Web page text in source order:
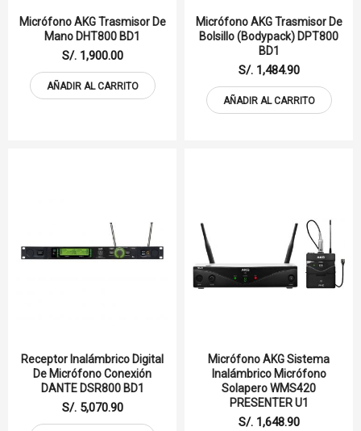
Micrófono AKG Trasmisor De
Mano DHT800 BD1
S/. 1,900.00
AÑADIR AL CARRITO
Micrófono AKG Trasmisor De
Bolsillo (Bodypack) DPT800
BD1
S/. 1,484.90
AÑADIR AL CARRITO
Receptor Inalámbrico Digital
De Micrófono Conexión
DANTE DSR800 BD1
S/. 5,070.90
Micrófono AKG Sistema
Inalámbrico Micrófono
Solapero WMS420
PRESENTER U1
S/. 1,648.90